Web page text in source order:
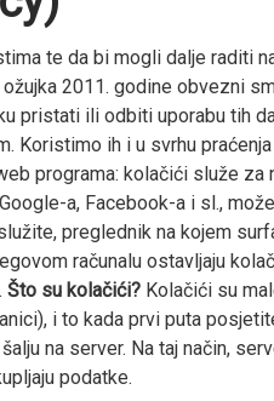
te da bi mogli dalje raditi
2011. godine obvezni
pristati ili odbiti uporabu tih
Koristimo ih i u svrhu
programa: kolačići služe
a, Facebook-a i sl.,
preglednik na kojem
računalu ostavljaju
Što su kolačići? Kolačići su
i to kada prvi puta
na server. Na taj način,
podatke.